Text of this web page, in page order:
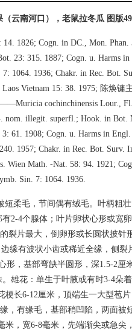
云南河口），老鼠拉冬瓜 图版
1826; Cogn. in DC., Mon. Phan.
23: 315. 1887; Cogn. u. Harms in
1064. 1936; Chakr. in Rec. Bot.
Vietnam 15: 38. 1975; 陈焕镛
cochinchinensis Lour.,
illegit. superfl.; Hook. in Bot.
61. 1908; Cogn. u. Harms in Engl.
1957; Chakr. in Rec. Bot. Surv.
Math. -Nat. 58: 94. 1921;
Sin. 7: 1064. 1936.
柔毛，节间偶有绒毛。叶柄粗
2-4个腺体；叶片卵状心形或宽
裂片最大，倒卵形或长圆状披针
缘有波状小齿或稀近全缘，侧裂
形，基部弯缺半圆形，深1.5-2厘
雄花：单生于叶腋或有时3-4朵
长6-12厘米，顶端生一大型苞
，有缘毛，基部稍凹陷，两面被
，宽6-8毫米，先端渐尖或急尖